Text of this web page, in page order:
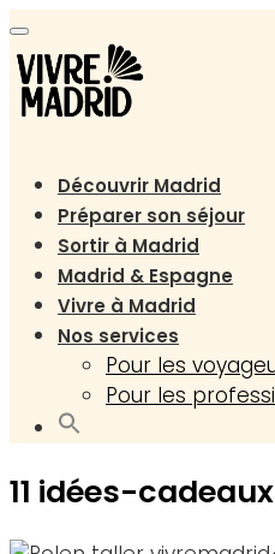
Toggle navigation
Découvrir Madrid
Préparer son séjour
Sortir à Madrid
Madrid & Espagne
Vivre à Madrid
Nos services
Pour les
Pour les
11 idées-